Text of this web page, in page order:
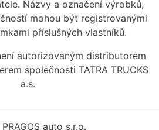
Názvy a označení výrobků,
mohou být registrovanými
příslušných vlastníků.
autorizovaným distributorem
společnosti TATRA TRUCKS
a.s.
auto s.r.o.